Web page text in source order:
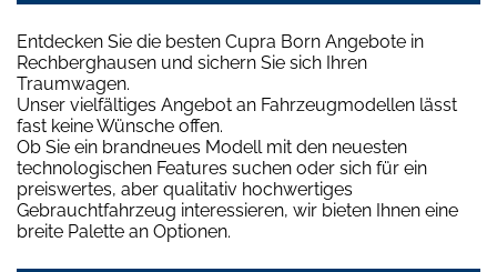
Entdecken Sie die besten Cupra Born Angebote in
Rechberghausen und sichern Sie sich Ihren
Traumwagen.
Unser vielfältiges Angebot an Fahrzeugmodellen lässt
fast keine Wünsche offen.
Ob Sie ein brandneues Modell mit den neuesten
technologischen Features suchen oder sich für ein
preiswertes, aber qualitativ hochwertiges
Gebrauchtfahrzeug interessieren, wir bieten Ihnen eine
breite Palette an Optionen.